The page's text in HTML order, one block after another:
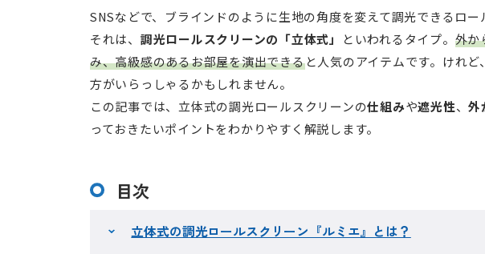
SNSなどで、ブラインドのように生地の角度を変えて調光できるロ
それは、 調光ロールスクリーンの「立体式」 といわれるタイプ。 外か
み、高級感のあるお部屋を演出できると人気のアイテムです。けれ
方がいらっしゃるかもしれません。
この記事では、立体式の調光ロールスクリーンの仕組みや遮光性、外
っておきたいポイントをわかりやすく解説します。
目次
立体式の調光ロールスクリーン『ルミエ』とは？